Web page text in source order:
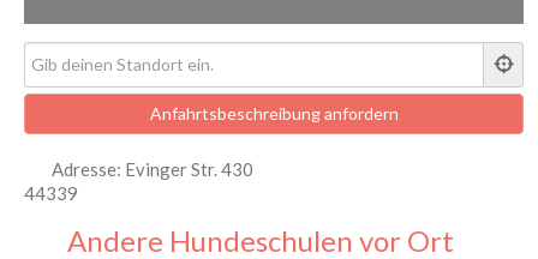
Adresse: Evinger Str. 430
44339
Andere Hundeschulen vor Ort